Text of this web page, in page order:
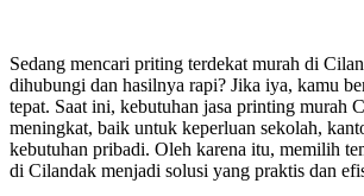
Sedang mencari priting terdekat murah di
dihubungi dan hasilnya rapi? Jika iya, kamu
tepat. Saat ini, kebutuhan jasa printing murah
meningkat, baik untuk keperluan sekolah,
kebutuhan pribadi. Oleh karena itu, memilih
di Cilandak menjadi solusi yang praktis dan